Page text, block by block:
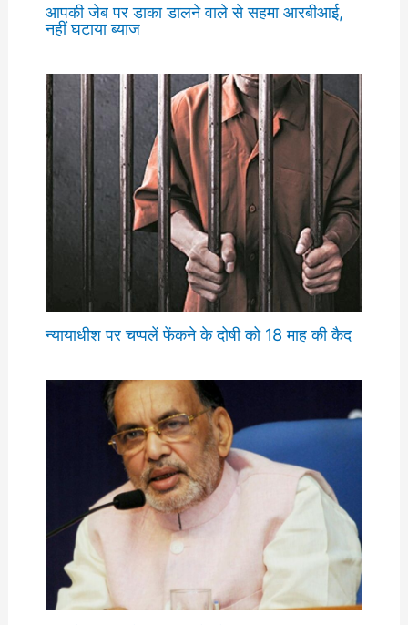
आपकी जेब पर डाका डालने वाले से सहमा आरबीआई,
नहीं घटाया ब्याज
न्यायाधीश पर चप्पलें फेंकने के दोषी को 18 माह की कैद